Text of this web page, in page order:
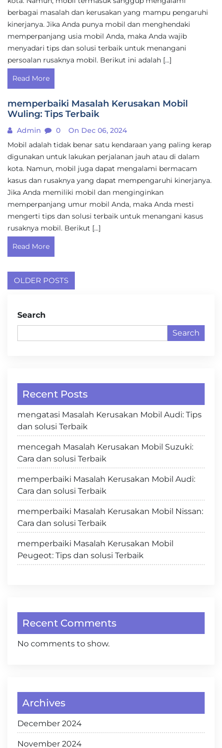
berbagai masalah dan kerusakan yang mampu pengaruhi
kinerjanya. Jika Anda punya mobil dan menghendaki
memperpanjang usia mobil Anda, maka Anda wajib
menyadari tips dan solusi terbaik untuk menangani
persoalan rusaknya mobil. Berikut ini adalah […]
Read More
memperbaiki Masalah Kerusakan Mobil
Wuling: Tips Terbaik
Admin 0
On Dec 06, 2024
Mobil adalah tidak benar satu kendaraan yang paling kerap
digunakan untuk lakukan perjalanan jauh atau di dalam
kota. Namun, mobil juga dapat mengalami bermacam
kasus dan rusaknya yang dapat mempengaruhi kinerjanya.
Jika Anda memiliki mobil dan menginginkan
memperpanjang umur mobil Anda, maka Anda mesti
mengerti tips dan solusi terbaik untuk menangani kasus
rusaknya mobil. Berikut […]
Read More
Posts
OLDER POSTS
Search
Search
Recent Posts
mengatasi Masalah Kerusakan Mobil Audi: Tips
dan solusi Terbaik
mencegah Masalah Kerusakan Mobil Suzuki:
Cara dan solusi Terbaik
memperbaiki Masalah Kerusakan Mobil Audi:
Cara dan solusi Terbaik
memperbaiki Masalah Kerusakan Mobil Nissan:
Cara dan solusi Terbaik
memperbaiki Masalah Kerusakan Mobil
Peugeot: Tips dan solusi Terbaik
Recent Comments
No comments to show.
Archives
December 2024
November 2024